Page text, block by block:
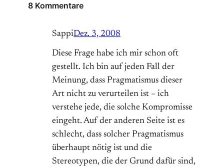
8 Kommentare
SappiDez. 3, 2008
Diese Frage habe ich mir schon oft
gestellt. Ich bin auf jeden Fall der
Meinung, dass Pragmatismus dieser
Art nicht zu verurteilen ist – ich
verstehe jede, die solche Kompromisse
eingeht. Auf der anderen Seite ist es
schlecht, dass solcher Pragmatismus
überhaupt nötig ist und die
Stereotypen, die der Grund dafür sind,